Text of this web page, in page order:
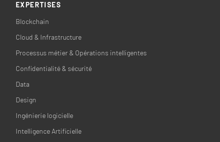
EXPERTISES
Blockchain
Cloud & Infrastructure
Processus métier & Opérations intelligentes
Confidentialité & sécurité
Data
Design
Ingénierie logicielle
Intelligence Artificielle